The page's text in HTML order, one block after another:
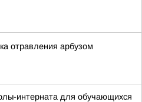
отравления арбузом
интерната для обучающихся